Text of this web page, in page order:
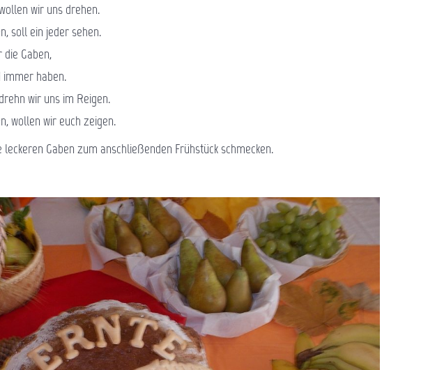
wir uns drehen.
soll ein jeder sehen.
Gaben,
haben.
wir uns im Reigen.
wollen wir euch zeigen.
Gaben zum anschließenden Frühstück schmecken.